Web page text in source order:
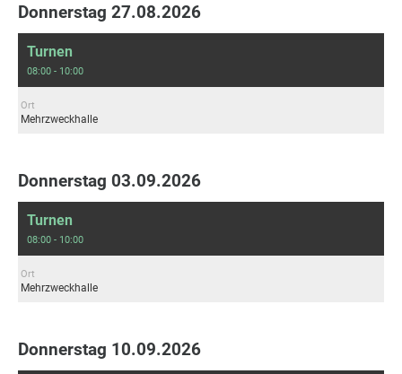
Donnerstag 27.08.2026
Turnen
08:00 - 10:00
Ort
Mehrzweckhalle
Donnerstag 03.09.2026
Turnen
08:00 - 10:00
Ort
Mehrzweckhalle
Donnerstag 10.09.2026